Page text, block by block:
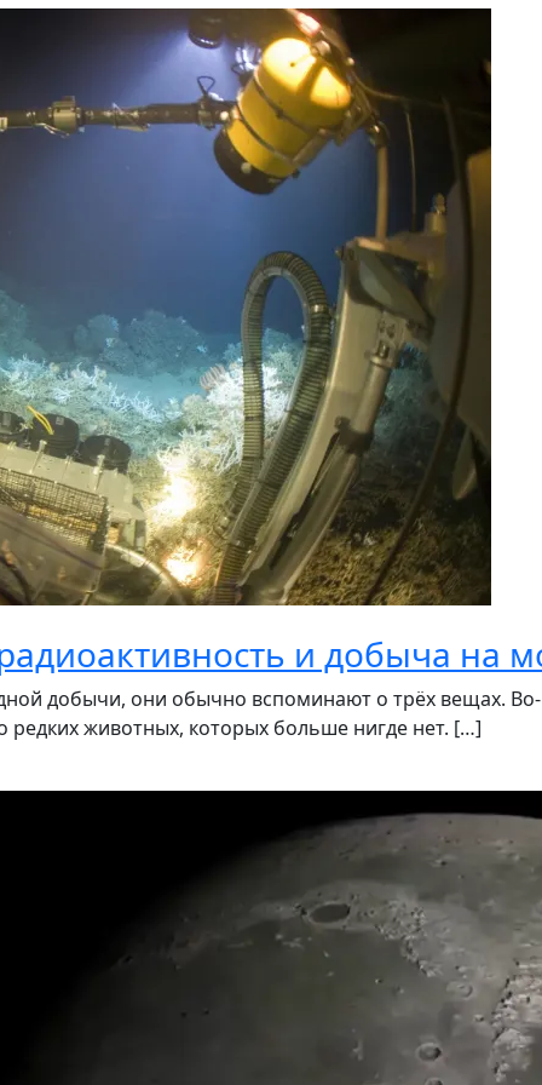
и добыча на
добычи, они обычно вспоминают о трёх вещах.
животных, которых больше нигде нет. […]